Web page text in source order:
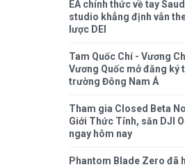
EA chính thức về tay
studio khẳng định vẫn
lược DEI
Tam Quốc Chí - Vương
Vương Quốc mở đăng ký
trường Đông Nam Á
Tham gia Closed Beta
Giới Thức Tỉnh, săn DJI
ngay hôm nay
Phantom Blade Zero đã